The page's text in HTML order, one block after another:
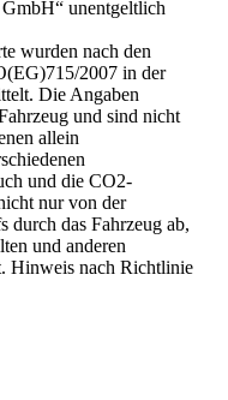
unentgeltlich
wurden nach den
2007 in der
Die Angaben
und sind nicht
allein
und die CO2-
nur von der
durch das Fahrzeug ab,
und anderen
Hinweis nach Richtlinie